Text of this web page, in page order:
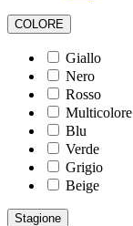
COLORE
Giallo
Nero
Rosso
Multicolore
Blu
Verde
Grigio
Beige
Stagione